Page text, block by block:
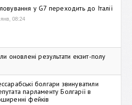
у G7 переходить до Італії
08:24
оновлені результати екзит-полу
болгари звинуватили
парламенту Болгарії в
фейків